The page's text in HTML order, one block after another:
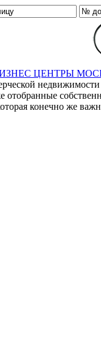
ЦЕНТРЫ
отобранные
конечно же